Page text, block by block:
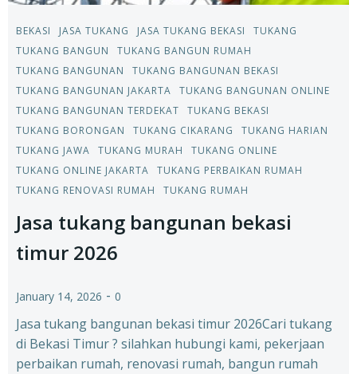
BEKASI JASA TUKANG JASA TUKANG BEKASI
TUKANG
TUKANG BANGUN
TUKANG BANGUN RUMAH
TUKANG BANGUNAN
TUKANG BANGUNAN BEKASI
TUKANG BANGUNAN JAKARTA
TUKANG BANGUNAN ONLINE
TUKANG BANGUNAN TERDEKAT
TUKANG BEKASI
TUKANG BORONGAN
TUKANG CIKARANG
TUKANG HARIAN
TUKANG JAWA
TUKANG MURAH
TUKANG ONLINE
TUKANG ONLINE JAKARTA
TUKANG PERBAIKAN RUMAH
TUKANG RENOVASI RUMAH
TUKANG RUMAH
Jasa tukang bangunan bekasi
timur 2026
January 14, 2026 - 0
Jasa tukang bangunan bekasi timur 2026Cari tukang
di Bekasi Timur ? silahkan hubungi kami, pekerjaan
perbaikan rumah, renovasi rumah, bangun rumah